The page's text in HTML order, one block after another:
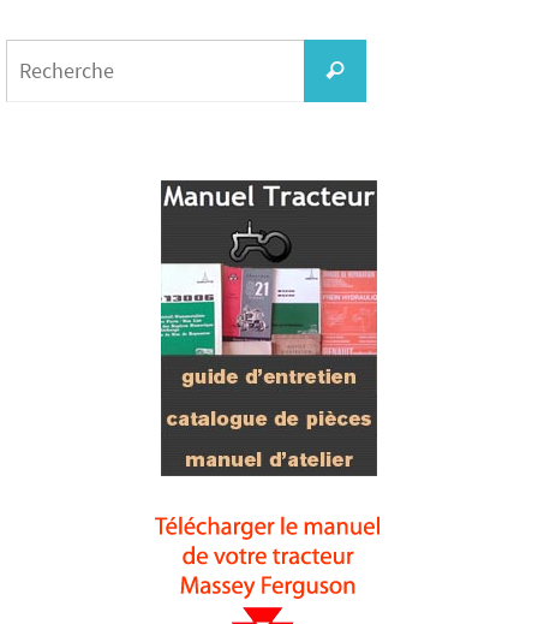
Recherche